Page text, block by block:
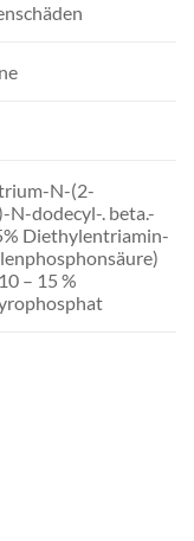
N-(2-
N-dodecyl-. beta.-
Diethylentriamin-
– 15 %